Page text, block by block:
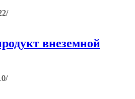
внеземной